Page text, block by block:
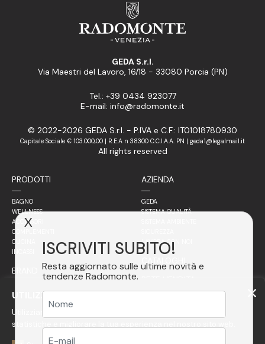
GEDA S.r.l.
Via Maestri del Lavoro, 16/18 - 33080 Porcia (PN)
Tel.: +39 0434 923077
E-mail: info@radomonte.it
© 2022-2026 GEDA S.r.l. - P.IVA e C.F.: IT01018780930
Capitale Sociale € 103.000,00 | R.E.A n 38300 C.C.I.A.A. PN | geda1@legalmail.it
All rights reserved
PRODOTTI
BAGNO
WELLNESS
ACCESSORI
COMPLEMENTI
CUCINA
INCASSI
BRAND
FILOSOFIA
FINITURE
VETRO
AZIENDA
GEDA
SISTEMA QUALITÀ
LAVORA CON NOI
X
ISCRIVITI SUBITO!
Resta aggiornato sulle ultime novità e
tendenze Radomonte.
UTILIZZIAMO COOKIE
Utilizziamo cookie per personalizzare i contenuti, avere
statistiche e migliorare la tua esperienza nel nostro sito web.